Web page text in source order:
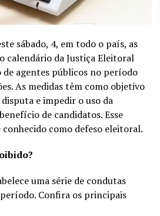
sábado, 4, em todo o país, as
calendário da Justiça Eleitoral
de agentes públicos no período
As medidas têm como objetivo
e impedir o uso da
de candidatos. Esse
como defeso eleitoral.
uma série de condutas
Confira os principais